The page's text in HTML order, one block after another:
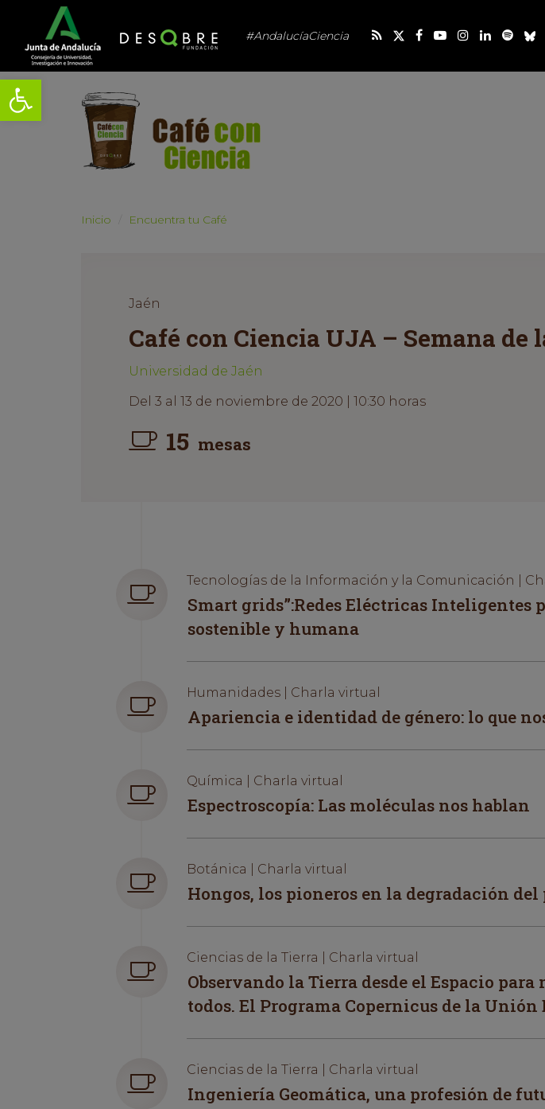
Abrir barra de herramientas
#AndalucíaCiencia
Inicio Encuentra tu Café
Jaén
Café con Ciencia UJA – Semana de
Universidad de Jaén
Del 3 al 13 de noviembre de 2020 | 10:30 horas
15 mesas
Tecnologías de la Información y la Comunicación |
Smart grids”:Redes Eléctricas Inteligentes
sostenible y humana
Humanidades | Charla virtual
Apariencia e identidad de género: lo que
Química | Charla virtual
Espectroscopía: Las moléculas nos hablan
Botánica | Charla virtual
Hongos, los pioneros en la degradación
Ciencias de la Tierra | Charla virtual
Observando la Tierra desde el Espacio
todos. El Programa Copernicus de la Unión
Ciencias de la Tierra | Charla virtual
Ingeniería Geomática, una profesión de